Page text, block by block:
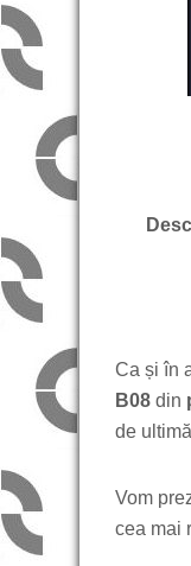
Ca și în
B08 din
de
Vom
cea mai